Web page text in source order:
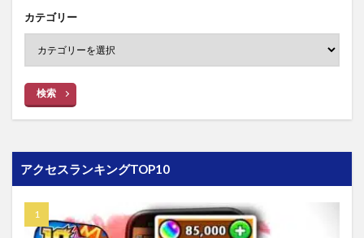
カテゴリー
検索
アクセスランキングTOP10